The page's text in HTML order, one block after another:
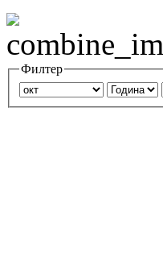
Филтер